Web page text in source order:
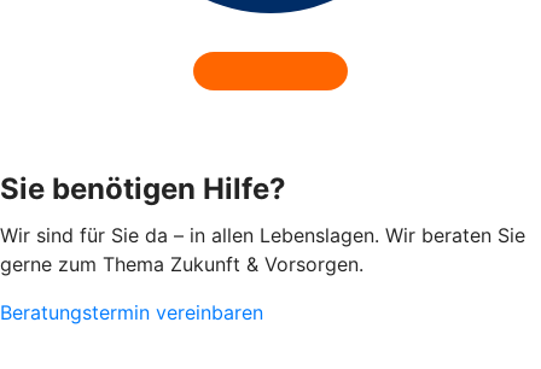
Sie benötigen Hilfe?
Wir sind für Sie da – in allen Lebenslagen. Wir beraten Sie
gerne zum Thema Zukunft & Vorsorgen.
Beratungstermin vereinbaren